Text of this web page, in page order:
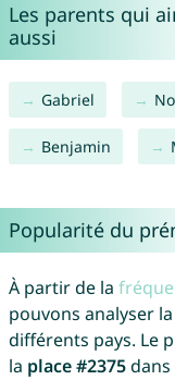
Les parents qui
aussi
Gabriel
Benjamin
Popularité du
À partir de la
pouvons analyser
différents pays. Le
la place #2375dans